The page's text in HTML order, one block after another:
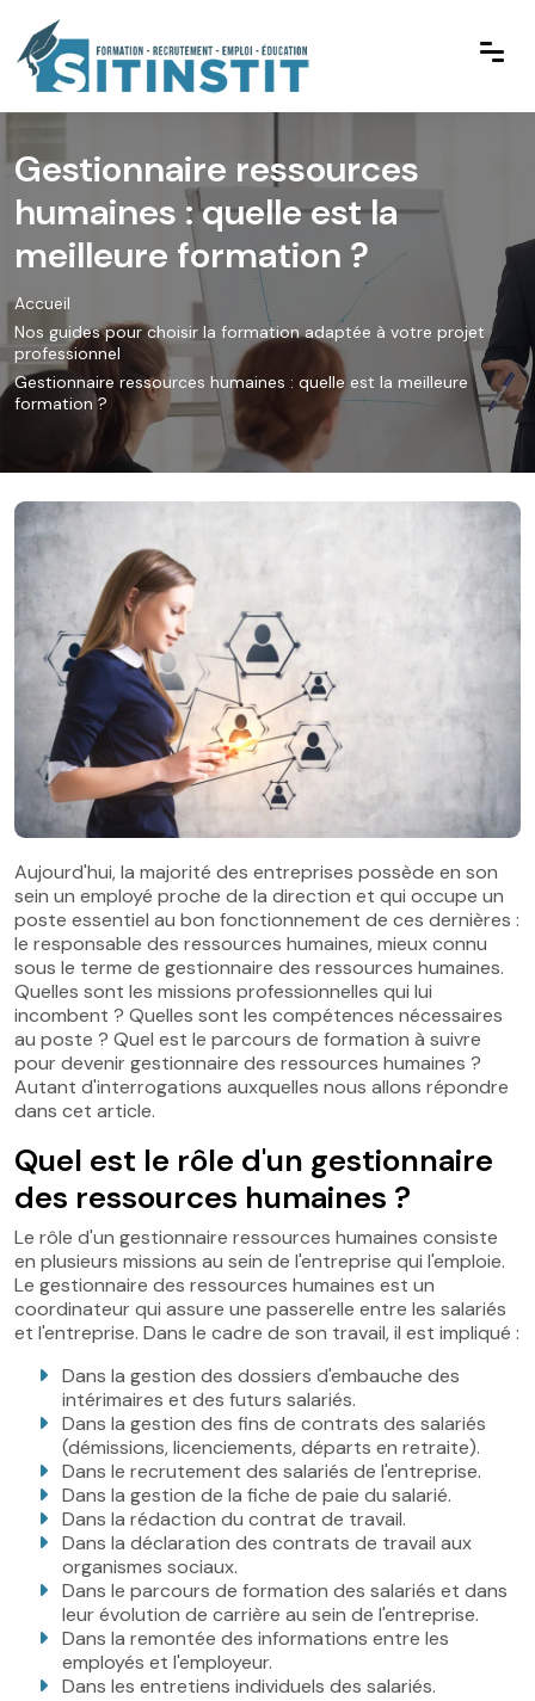
Gestionnaire ressources
humaines : quelle est la
meilleure formation ?
Accueil
Nos guides pour choisir la formation adaptée à votre projet
professionnel
Gestionnaire ressources humaines : quelle est la meilleure
formation ?
Aujourd'hui, la majorité des entreprises possède en son
sein un employé proche de la direction et qui occupe un
poste essentiel au bon fonctionnement de ces dernières :
le responsable des ressources humaines, mieux connu
sous le terme de gestionnaire des ressources humaines.
Quelles sont les missions professionnelles qui lui
incombent ? Quelles sont les compétences nécessaires
au poste ? Quel est le parcours de formation à suivre
pour devenir gestionnaire des ressources humaines ?
Autant d'interrogations auxquelles nous allons répondre
dans cet article.
Quel est le rôle d'un gestionnaire
des ressources humaines ?
Le rôle d'un gestionnaire ressources humaines consiste
en plusieurs missions au sein de l'entreprise qui l'emploie.
Le gestionnaire des ressources humaines est un
coordinateur qui assure une passerelle entre les salariés
et l'entreprise. Dans le cadre de son travail, il est impliqué :
Dans la gestion des dossiers d'embauche des
intérimaires et des futurs salariés.
Dans la gestion des fins de contrats des salariés
(démissions, licenciements, départs en retraite).
Dans le recrutement des salariés de l'entreprise.
Dans la gestion de la fiche de paie du salarié.
Dans la rédaction du contrat de travail.
Dans la déclaration des contrats de travail aux
organismes sociaux.
Dans le parcours de formation des salariés et dans
leur évolution de carrière au sein de l'entreprise.
Dans la remontée des informations entre les
employés et l'employeur.
Dans les entretiens individuels des salariés.